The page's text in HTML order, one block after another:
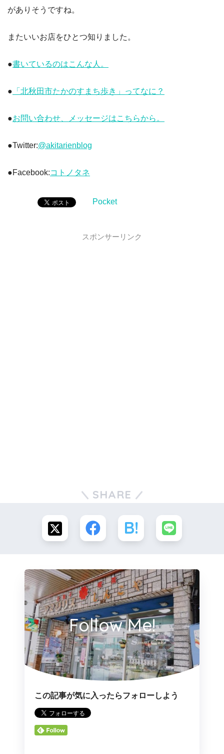
がありそうですね。
またいいお店をひとつ知りました。
●書いているのはこんな人。
● 「北秋田市たかのすまち歩き」ってなに？
●お問い合わせ、メッセージはこちらから。
●Twitter:@akitarienblog
●Facebook:コトノタネ
Pocket
スポンサーリンク
SHARE
Follow Me!
この記事が気に入ったらフォローしよう